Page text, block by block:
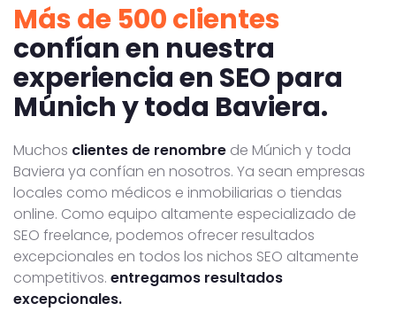
Más de 500 clientes
confían en nuestra
experiencia en SEO para
Múnich y toda Baviera.
Muchos clientes de renombre de Múnich y toda
Baviera ya confían en nosotros. Ya sean empresas
locales como médicos e inmobiliarias o tiendas
online. Como equipo altamente especializado de
SEO freelance, podemos ofrecer resultados
excepcionales en todos los nichos SEO altamente
competitivos. entregamos resultados
excepcionales.